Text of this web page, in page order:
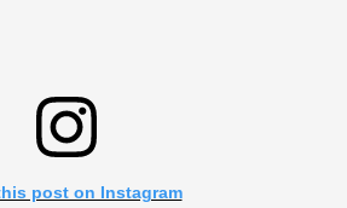
post on Instagram